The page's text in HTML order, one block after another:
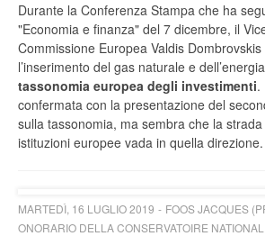
Durante la Conferenza Stampa che ha
"Economia e finanza" del 7 dicembre, il
Commissione Europea Valdis
l’inserimento del gas naturale e
tassonomia europea degli investimenti.
confermata con la presentazione del
sulla tassonomia, ma sembra che la
istituzioni europee vada in quella direzione.
MARTEDÌ, 16 LUGLIO 2019
FOOS JACQUES
ONORARIO DELLA CONSERVATOIRE